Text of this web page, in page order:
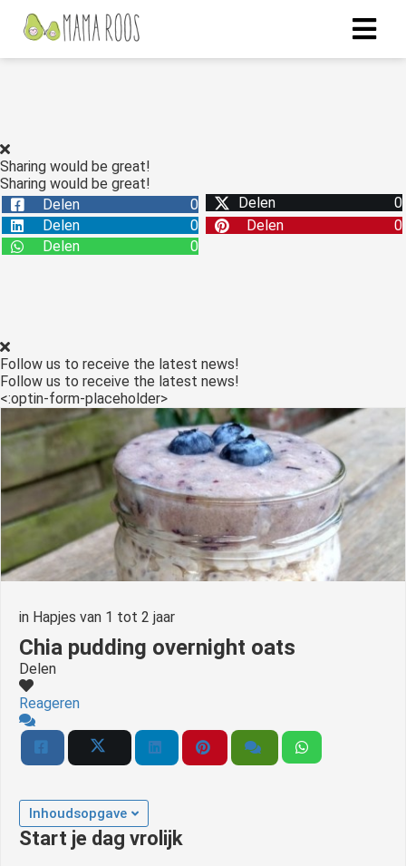
Sharing would be great!
Sharing would be great!
Delen
0 Delen
0
Delen
0 Delen
0
Delen
0
Follow us to receive the latest news!
Follow us to receive the latest news!
<:optin-form-placeholder>
in Hapjes van 1 tot 2 jaar
Chia pudding overnight oats
Delen
Reageren
Inhoudsopgave
Start je dag vrolijk